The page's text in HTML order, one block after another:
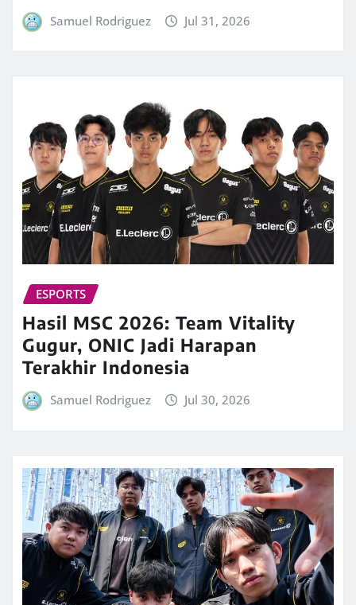
Samuel Rodriguez Jul 31, 2026
ESPORTS
Hasil MSC 2026: Team Vitality
Gugur, ONIC Jadi Harapan
Terakhir Indonesia
Samuel Rodriguez Jul 30, 2026